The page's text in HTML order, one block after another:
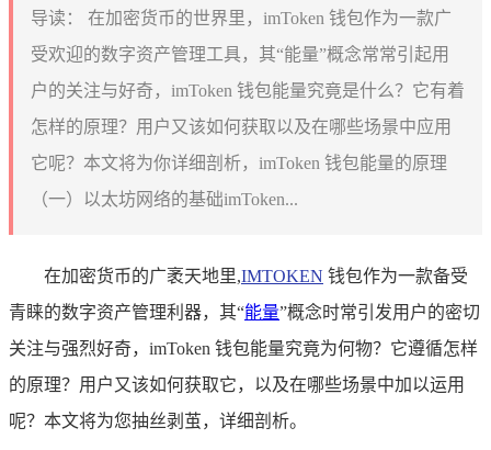
导读：
在加密货币的世界里，imToken 钱包作为一款广
受欢迎的数字资产管理工具，其“能量”概念常常引起用
户的关注与好奇，imToken 钱包能量究竟是什么？它有着
怎样的原理？用户又该如何获取以及在哪些场景中应用
它呢？本文将为你详细剖析，imToken 钱包能量的原理
（一）以太坊网络的基础imToken...
在加密货币的广袤天地里,IMTOKEN 钱包作为一款备受
青睐的数字资产管理利器，其“能量”概念时常引发用户的密切
关注与强烈好奇，imToken 钱包能量究竟为何物？它遵循怎样
的原理？用户又该如何获取它，以及在哪些场景中加以运用
呢？本文将为您抽丝剥茧，详细剖析。